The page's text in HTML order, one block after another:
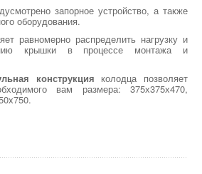
запорное устройство, а также
оборудования.
равномерно распределить нагрузку и
крышки в процессе монтажа и
конструкция колодца позволяет
вам размера: 375х375х470,